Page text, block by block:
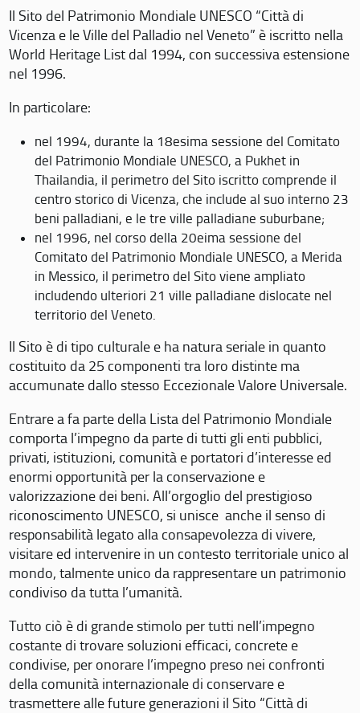
Il Sito del Patrimonio Mondiale UNESCO “Città di
Vicenza e le Ville del Palladio nel Veneto” è iscritto nella
World Heritage List dal 1994, con successiva estensione
nel 1996.
In particolare:
nel 1994, durante la 18esima sessione del Comitato
del Patrimonio Mondiale UNESCO, a Pukhet in
Thailandia, il perimetro del Sito iscritto comprende il
centro storico di Vicenza, che include al suo interno 23
beni palladiani, e le tre ville palladiane suburbane;
nel 1996, nel corso della 20eima sessione del
Comitato del Patrimonio Mondiale UNESCO, a Merida
in Messico, il perimetro del Sito viene ampliato
includendo ulteriori 21 ville palladiane dislocate nel
territorio del Veneto.
Il Sito è di tipo culturale e ha natura seriale in quanto
costituito da 25 componenti tra loro distinte ma
accumunate dallo stesso Eccezionale Valore Universale.
Entrare a fa parte della Lista del Patrimonio Mondiale
comporta l’impegno da parte di tutti gli enti pubblici,
privati, istituzioni, comunità e portatori d’interesse ed
enormi opportunità per la conservazione e
valorizzazione dei beni. All’orgoglio del prestigioso
riconoscimento UNESCO, si unisce anche il senso di
responsabilità legato alla consapevolezza di vivere,
visitare ed intervenire in un contesto territoriale unico al
mondo, talmente unico da rappresentare un patrimonio
condiviso da tutta l’umanità.
Tutto ciò è di grande stimolo per tutti nell’impegno
costante di trovare soluzioni efficaci, concrete e
condivise, per onorare l’impegno preso nei confronti
della comunità internazionale di conservare e
trasmettere alle future generazioni il Sito “Città di